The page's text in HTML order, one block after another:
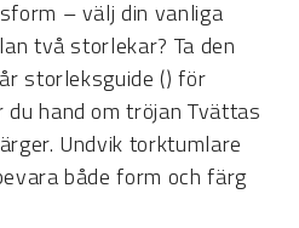
– välj din vanliga
två storlekar? Ta den
storleksguide () för
hand om tröjan Tvättas
Undvik torktumlare
både form och färg